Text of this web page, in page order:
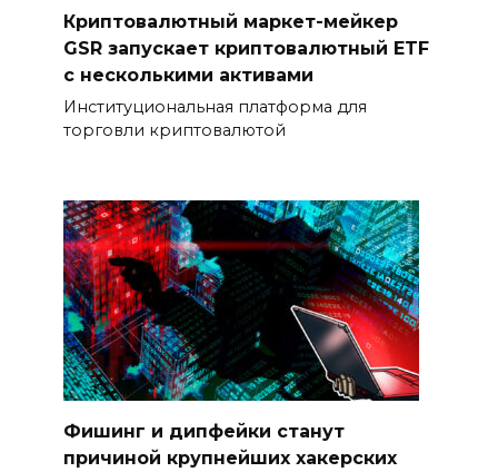
Криптовалютный маркет-мейкер
GSR запускает криптовалютный ETF
с несколькими активами
Институциональная платформа для
торговли криптовалютой
Фишинг и дипфейки станут
причиной крупнейших хакерских